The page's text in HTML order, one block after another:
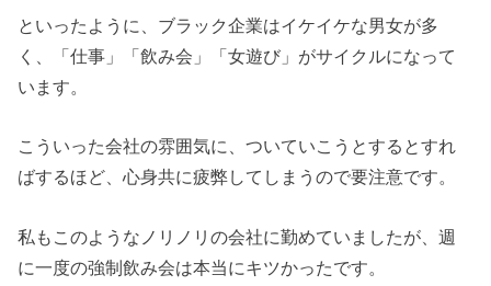
といったように、ブラック企業はイケイケな男女が多
く、「仕事」「飲み会」「女遊び」がサイクルになって
います。
こういった会社の雰囲気に、ついていこうとするとすれ
ばするほど、心身共に疲弊してしまうので要注意です。
私もこのようなノリノリの会社に勤めていましたが、週
に一度の強制飲み会は本当にキツかったです。